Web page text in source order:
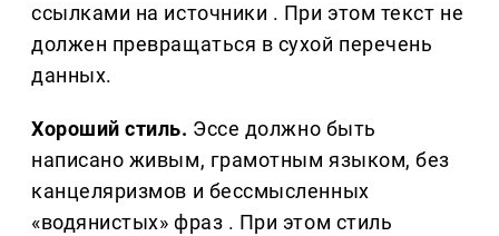
ссылками на источники . При этом текст не
должен превращаться в сухой перечень
данных.
Хороший стиль. Эссе должно быть
написано живым, грамотным языком, без
канцеляризмов и бессмысленных
«водянистых» фраз . При этом стиль